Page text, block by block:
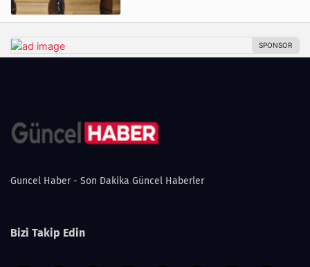
Guncel Haber - Son Dakika Güncel Haberler
Bizi Takip Edin